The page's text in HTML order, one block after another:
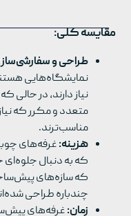
مقایسه کلی:
طراحی و
نمایشگاه‌هایی
نیاز دارند، در
متعدد و مکرر که
مناسب‌ترند.
هزینه:غرفه‌های
که به دنبال
که سازه‌های
چندباره طراحی
زمان:غرفه‌های